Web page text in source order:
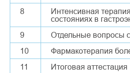
8
Интенсивная
состояниях в
9
Отдельные вопросы
10
Фармакотерапия
11
Итоговая аттестация